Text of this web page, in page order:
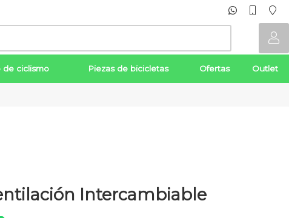
de ciclismo Piezas de bicicletas Ofertas Outlet
Intercambiable